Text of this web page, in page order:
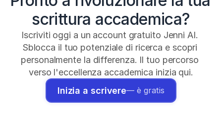
scrittura accademica?
Iscriviti oggi a un account gratuito Jenni AI.
Sblocca il tuo potenziale di ricerca e scopri
personalmente la differenza. Il tuo percorso
verso l'eccellenza accademica inizia qui.
Inizia a scrivere— è gratis